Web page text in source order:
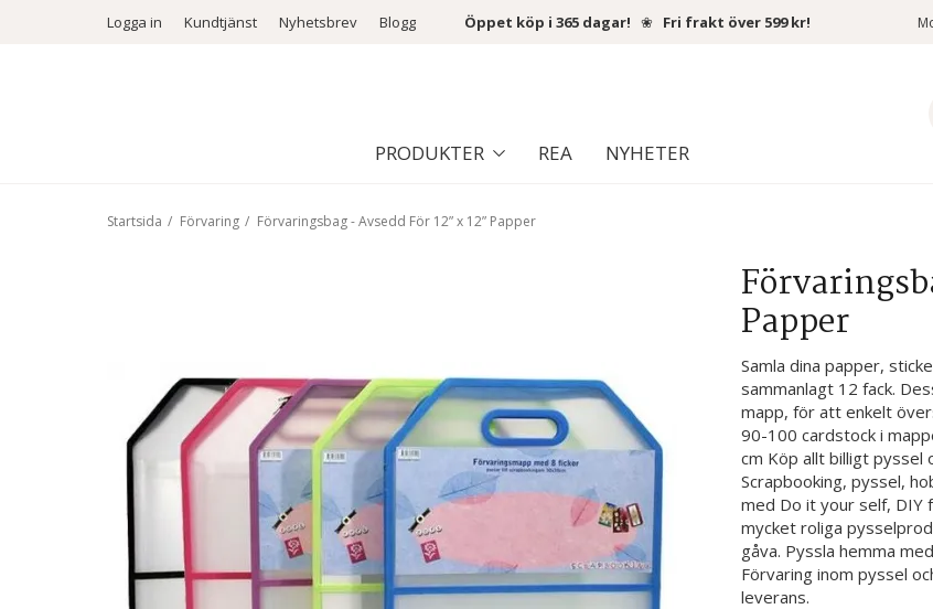
Logga in Kundtjänst Nyhetsbrev Blogg Öppet köp i 365 dagar! ❀ Fri frakt över 599 kr!
PRODUKTER REA NYHETER
Startsida / Förvaring / Förvaringsbag - Avsedd För 12” x 12” Papper
Papper
Samla dina papper,
sammanlagt 12 fack.
mapp, för att enkelt
90-100 cardstock i
cm Köp allt billigt pyssel
Scrapbooking, pyssel,
med Do it your self, DIY
mycket roliga
gåva. Pyssla hemma
Förvaring inom pyssel
leverans.